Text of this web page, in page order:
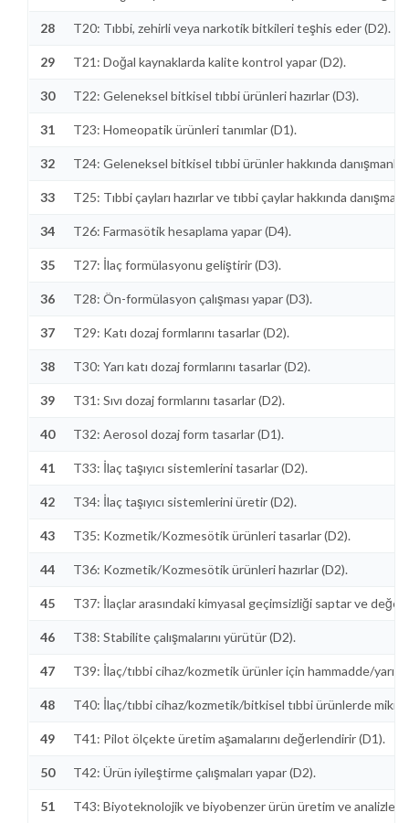
28 T20: Tıbbi, zehirli veya narkotik bitkileri teşhis eder (D2).
29 T21: Doğal kaynaklarda kalite kontrol yapar (D2).
30 T22: Geleneksel bitkisel tıbbi ürünleri hazırlar (D3).
31 T23: Homeopatik ürünleri tanımlar (D1).
32 T24: Geleneksel bitkisel tıbbi ürünler hakkında danışmanlık
33 T25: Tıbbi çayları hazırlar ve tıbbi çaylar hakkında
34 T26: Farmasötik hesaplama yapar (D4).
35 T27: İlaç formülasyonu geliştirir (D3).
36 T28: Ön-formülasyon çalışması yapar (D3).
37 T29: Katı dozaj formlarını tasarlar (D2).
38 T30: Yarı katı dozaj formlarını tasarlar (D2).
39 T31: Sıvı dozaj formlarını tasarlar (D2).
40 T32: Aerosol dozaj form tasarlar (D1).
41 T33: İlaç taşıyıcı sistemlerini tasarlar (D2).
42 T34: İlaç taşıyıcı sistemlerini üretir (D2).
43 T35: Kozmetik/Kozmesötik ürünleri tasarlar (D2).
44 T36: Kozmetik/Kozmesötik ürünleri hazırlar (D2).
45 T37: İlaçlar arasındaki kimyasal geçimsizliği saptar ve
46 T38: Stabilite çalışmalarını yürütür (D2).
47 T39: İlaç/tıbbi cihaz/kozmetik ürünler için hammadde/yarı
48 T40: İlaç/tıbbi cihaz/kozmetik/bitkisel tıbbi ürünlerde
49 T41: Pilot ölçekte üretim aşamalarını değerlendirir (D1).
50 T42: Ürün iyileştirme çalışmaları yapar (D2).
51 T43: Biyoteknolojik ve biyobenzer ürün üretim ve